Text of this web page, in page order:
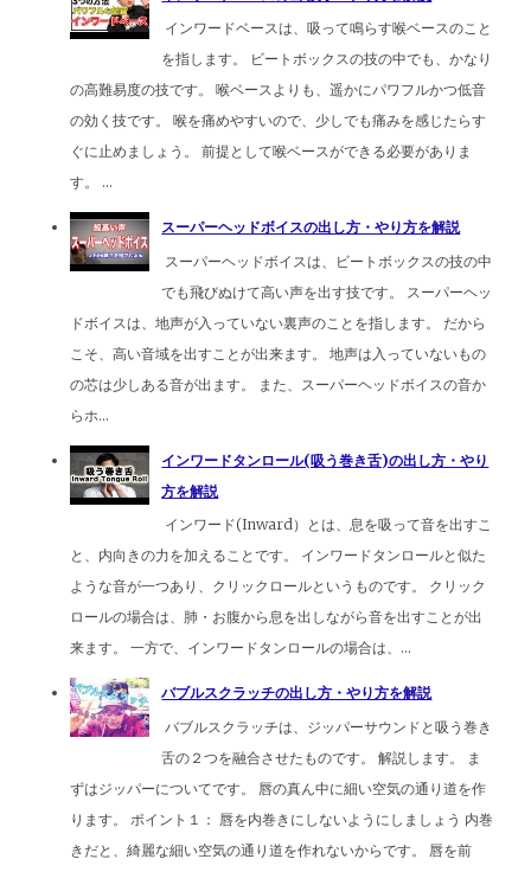
インワードベースは、吸って鳴らす喉ベースのこと
を指します。 ビートボックスの技の中でも、かなり
の高難易度の技です。 喉ベースよりも、遥かにパワフルかつ低音
の効く技です。 喉を痛めやすいので、少しでも痛みを感じたらす
ぐに止めましょう。 前提として喉ベースができる必要がありま
す。 ...
スーパーヘッドボイスの出し方・やり方を解説
スーパーヘッドボイスは、ビートボックスの技の中
でも飛びぬけて高い声を出す技です。 スーパーヘッ
ドボイスは、地声が入っていない裏声のことを指します。 だから
こそ、高い音域を出すことが出来ます。 地声は入っていないもの
の芯は少しある音が出ます。 また、スーパーヘッドボイスの音か
らホ...
インワードタンロール(吸う巻き舌)の出し方・やり
方を解説
インワード(Inward）とは、息を吸って音を出すこ
と、内向きの力を加えることです。 インワードタンロールと似た
ような音が一つあり、クリックロールというものです。 クリック
ロールの場合は、肺・お腹から息を出しながら音を出すことが出
来ます。 一方で、インワードタンロールの場合は、...
バブルスクラッチの出し方・やり方を解説
バブルスクラッチは、ジッパーサウンドと吸う巻き
舌の２つを融合させたものです。 解説します。 ま
ずはジッパーについてです。 唇の真ん中に細い空気の通り道を作
ります。 ポイント１： 唇を内巻きにしないようにしましょう 内巻
きだと、綺麗な細い空気の通り道を作れないからです。 唇を前